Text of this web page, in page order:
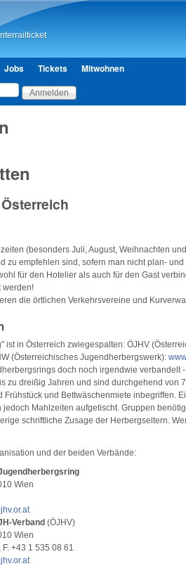
Jobs Tickets Mitwohnen
(besonders Juli, August, Weihnachten
zu empfehlen sind, sofern man nicht plan-
für den Hotelier als auch für den Gast
werden!
die örtlichen Verkehrsvereine und
ist in Österreich zwiegespalten: ÖJHV
(Österreichisches Jugendherbergswerk):
doch noch irgendwie verbandelt
zu dreißig Jahren und sind durchgehend von
Frühstück und Bettwäschenmiete inbegriffen.
Mahlzeiten aufgetischt. Gruppen
schriftliche Zusage der Herbergseltern.
und der beiden Verbände:
Wien
Verband (ÖJHV)
Wien
+43 1 535 08 61